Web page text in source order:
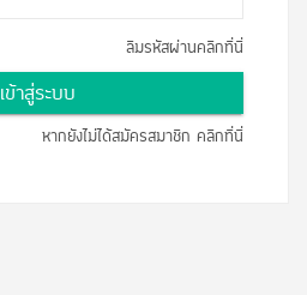
ลืมรหัสผ่านคลิกที่นี่
เข้าสู่ระบบ
หากยังไม่ได้สมัครสมาชิก คลิกที่นี่